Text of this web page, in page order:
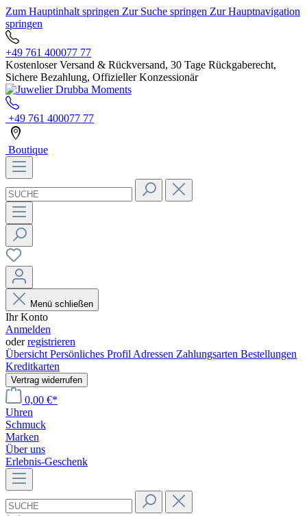
Zum Hauptinhalt springen Zur Suche springen Zur Hauptnavigation
springen
+49 761 400077 77
Kostenloser Versand & Rückversand, 30 Tage Rückgaberecht,
Sichere Bezahlung, Offizieller Konzessionär
+49 761 400077 77
Boutique
Menü schließen
Ihr Konto
Anmelden
oderregistrieren
Übersicht Persönliches Profil Adressen Zahlungsarten Bestellungen
Kreditkarten
Vertrag widerrufen
0,00 €*
Uhren
Schmuck
Marken
Über uns
Erlebnis-Geschenk